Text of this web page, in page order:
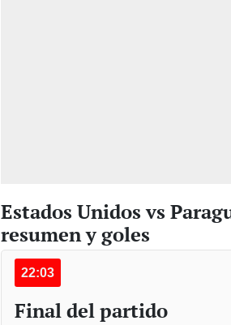
Estados Unidos vs
resumen y goles
22:03
Final del partido